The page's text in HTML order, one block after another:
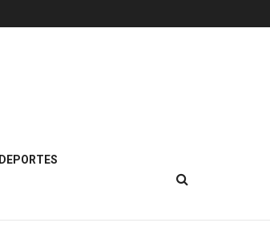
DEPORTES